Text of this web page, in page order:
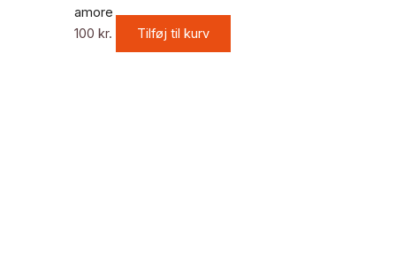
amore
100 kr. Tilføj til kurv